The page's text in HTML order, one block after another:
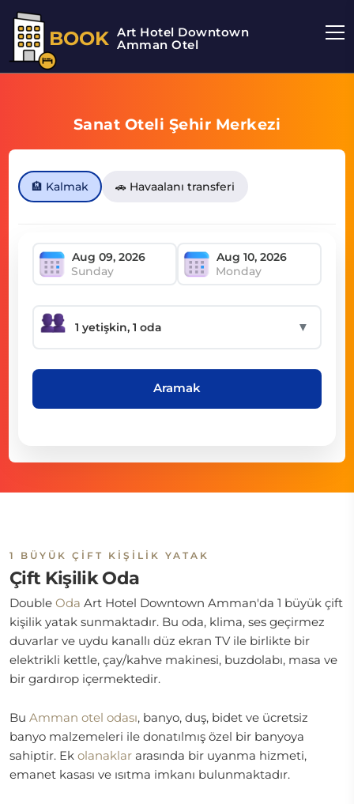
BOOK Art Hotel Downtown
Amman Otel
Sanat Oteli Şehir Merkezi
🏨 Kalmak 🚗 Havaalanı transferi
Sunday Monday
▼
Aramak
1 BÜYÜK ÇIFT KIŞILIK YATAK
Çift Kişilik Oda
Double Oda Art Hotel Downtown Amman'da 1 büyük çift
kişilik yatak sunmaktadır. Bu oda, klima, ses geçirmez
duvarlar ve uydu kanallı düz ekran TV ile birlikte bir
elektrikli kettle, çay/kahve makinesi, buzdolabı, masa ve
bir gardırop içermektedir.
Bu Amman otel odası, banyo, duş, bidet ve ücretsiz
banyo malzemeleri ile donatılmış özel bir banyoya
sahiptir. Ek olanaklar arasında bir uyanma hizmeti,
emanet kasası ve ısıtma imkanı bulunmaktadır.